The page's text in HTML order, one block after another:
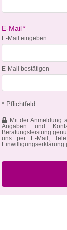
E-Mail*
E-Mail eingeben
E-Mail bestätigen
* Pflichtfeld
Mit der Anmeldung
Angaben und
Beratungsleistung
uns per E-Mail,
Einwilligungserklärung